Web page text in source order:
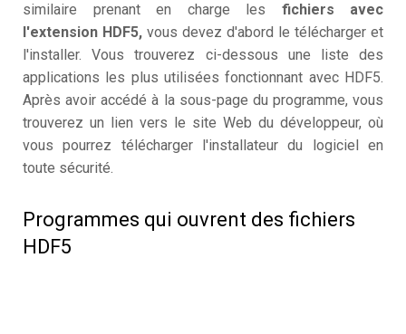
similaire prenant en charge les fichiers avec
l'extension HDF5, vous devez d'abord le télécharger et
l'installer. Vous trouverez ci-dessous une liste des
applications les plus utilisées fonctionnant avec HDF5.
Après avoir accédé à la sous-page du programme, vous
trouverez un lien vers le site Web du développeur, où
vous pourrez télécharger l'installateur du logiciel en
toute sécurité.
Programmes qui ouvrent des fichiers
HDF5